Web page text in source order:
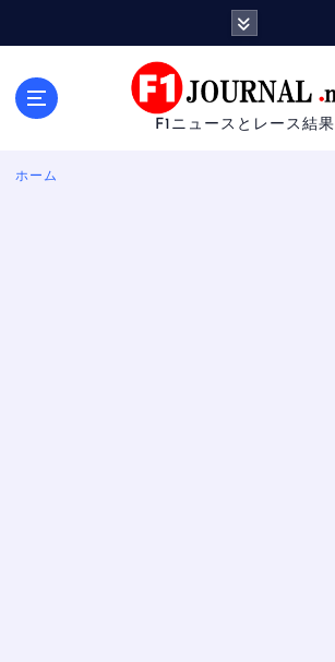
F1ニュースとレース結果
ホーム